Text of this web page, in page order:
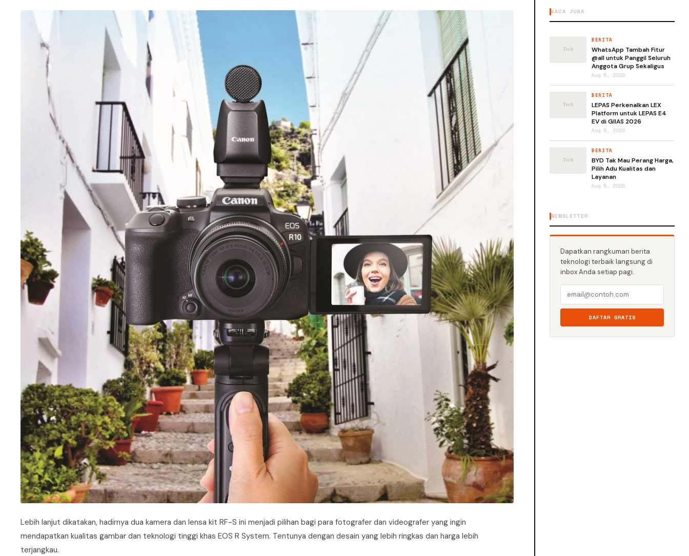
Lebih lanjut dikatakan, hadirnya dua kamera dan lensa kit RF-S ini menjadi pilihan bagi para fotografer dan videografer yang ingin
mendapatkan kualitas gambar dan teknologi tinggi khas EOS R System. Tentunya dengan desain yang lebih ringkas dan harga lebih
terjangkau.
BACA JUGA
BERITA
WhatsApp Tambah Fitur
@all untuk Panggil Seluruh
Anggota Grup Sekaligus
Aug 5, 2026
BERITA
LEPAS Perkenalkan LEX
Platform untuk LEPAS E4
EV di GIIAS 2026
Aug 5, 2026
BERITA
BYD Tak Mau Perang Harga,
Pilih Adu Kualitas dan
Layanan
Aug 5, 2026
NEWSLETTER
Dapatkan rangkuman berita
teknologi terbaik langsung di
inbox Anda setiap pagi.
DAFTAR GRATIS